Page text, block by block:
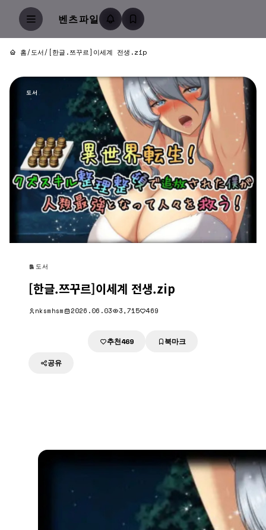
벤츠파일
홈/도서/ [한글.쯔꾸르]이세계 전생.zip
도서
도서
[한글.쯔꾸르]이세계 전생.zip
nksmhsm 2026.06.03 3,715 469
추천469 북마크
공유